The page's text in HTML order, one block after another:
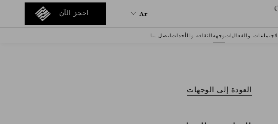
Ar احجز الآن
الاجتماعات والفعالياتوجهة الثقافة والأحداثاتصل بنا
العودة إلى الوجهات